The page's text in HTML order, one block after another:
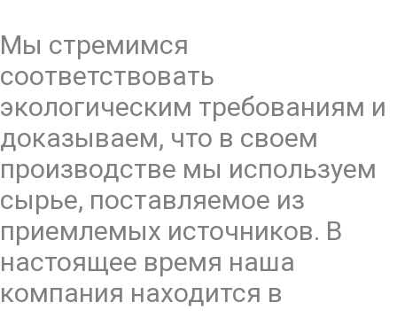
Мы стремимся
соответствовать
экологическим требованиям и
доказываем, что в своем
производстве мы используем
сырье, поставляемое из
приемлемых источников. В
настоящее время наша
компания находится в